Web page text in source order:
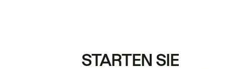
STARTEN SIE